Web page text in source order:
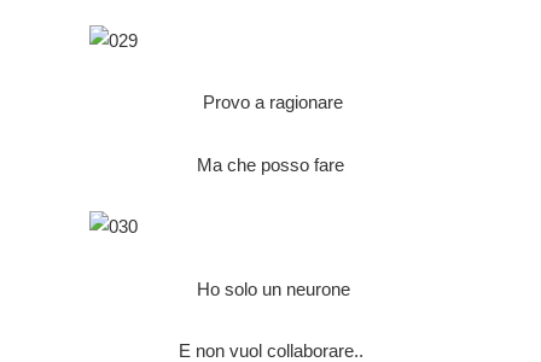
Provo a ragionare
Ma che posso fare
Ho solo un neurone
E non vuol collaborare..